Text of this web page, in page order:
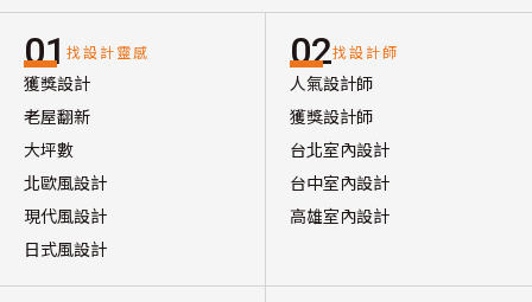
01 找設計靈感
獲獎設計
老屋翻新
大坪數
北歐風設計
現代風設計
日式風設計
02找設計師
人氣設計師
獲獎設計師
台北室內設計
台中室內設計
高雄室內設計